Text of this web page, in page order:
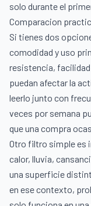
solo durante el
Comparacion
Si tienes dos
comodidad y uso
resistencia,
puedan afectar la
leerlo junto con
veces por semana
que una compra
Otro filtro simple es
calor, lluvia,
una superficie
en ese contexto,